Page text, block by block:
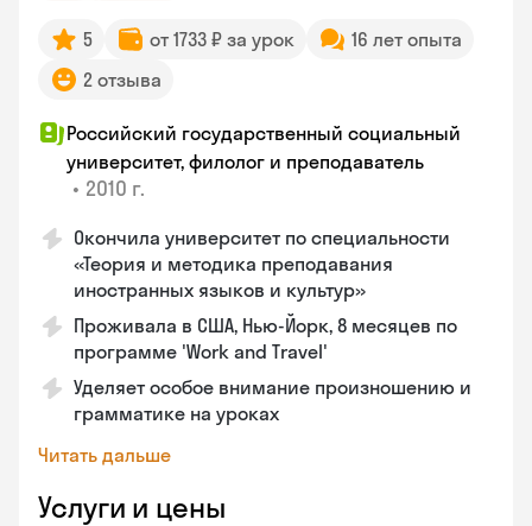
5 от 1733 ₽ за урок
16 лет опыта
2 отзыва
Российский государственный социальный
университет, филолог и преподаватель
• 2010 г.
Окончила университет по специальности
«Теория и методика преподавания
иностранных языков и культур»
Проживала в США, Нью-Йорк, 8 месяцев по
программе 'Work and Travel'
Уделяет особое внимание произношению и
грамматике на уроках
Читать дальше
Услуги и цены